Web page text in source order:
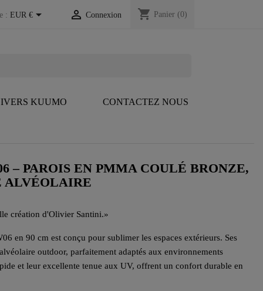
: EUR €  Connexion shopping_cart Panier (0)
KUUMO CONTACTEZ NOUS
– PAROIS EN PMMA COULÉ BRONZE,
ALVÉOLAIRE
création d'Olivier Santini.»
en 90 cm est conçu pour sublimer les espaces extérieurs. Ses
outdoor, parfaitement adaptés aux environnements
et leur excellente tenue aux UV, offrent un confort durable en